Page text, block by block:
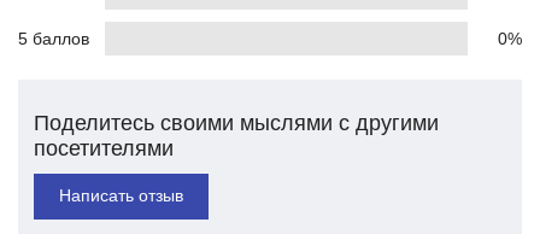
5 баллов 0%
Поделитесь своими мыслями с другими
посетителями
Написать отзыв